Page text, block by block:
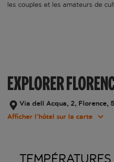
les couples et les amateurs de
EXPLORER
Via dell Acqua, 2, Florence,
Afficher l’hôtel sur la carte